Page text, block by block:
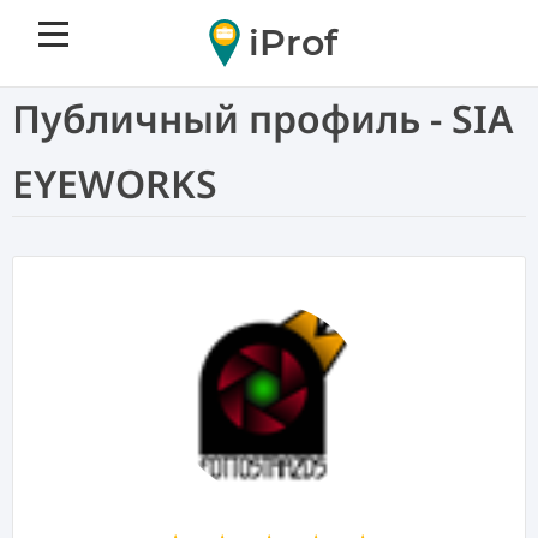
iProf
Публичный профиль - SIA
EYEWORKS